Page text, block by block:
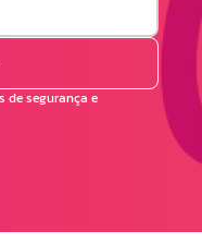
de segurança e